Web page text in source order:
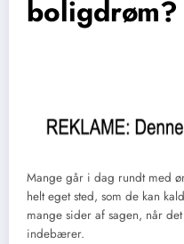
boligdrøm?
Mange går i dag rundt med
helt eget sted, som de kan
mange sider af sagen, når
indebærer.